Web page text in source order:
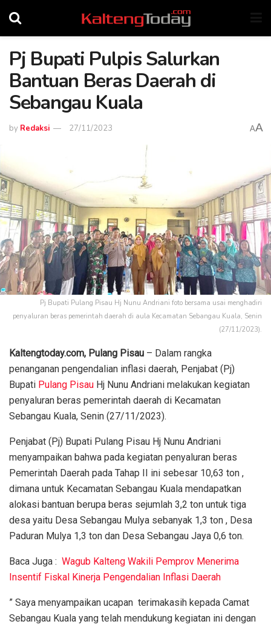
Pj Bupati Pulpis Salurkan
Bantuan Beras Daerah di
Sebangau Kuala
by Redaksi 27/11/2023 AA
Pj Bupati Pulang Pisau Hj Nunu Andriani foto bersama usai menghadiri
penyaluran beras pemerintah daerah di aula Kecamatan Sebangau Kuala, Senin
(27/11/2023).
Kaltengtoday.com, Pulang Pisau – Dalam rangka
penanganan pengendalian inflasi daerah, Penjabat (Pj)
Bupati Pulang Pisau Hj Nunu Andriani melakukan kegiatan
penyaluran beras pemerintah daerah di Kecamatan
Sebangau Kuala, Senin (27/11/2023).
Penjabat (Pj) Bupati Pulang Pisau Hj Nunu Andriani
menyampaikan bahwa pada kegiatan penyaluran beras
Pemerintah Daerah pada Tahap II ini sebesar 10,63 ton ,
dimana untuk Kecamatan Sebangau Kuala mendapatkan
alokasi bantuan berupa beras sejumlah 3,2 ton untuk tiga
desa yaitu Desa Sebangau Mulya sebanyak 1,3 ton , Desa
Paduran Mulya 1,3 ton dan Desa Sebangau Jaya 0,6 ton.
Baca Juga : Wagub Kalteng Wakili Pemprov Menerima
Insentif Fiskal Kinerja Pengendalian Inflasi Daerah
” Saya menyampaikan ucapan terimakasih kepada Camat
Sebangau Kuala yang telah mendukung kegiatan ini dengan